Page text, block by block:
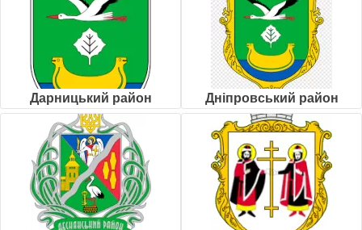
Дарницький район Дніпровський район